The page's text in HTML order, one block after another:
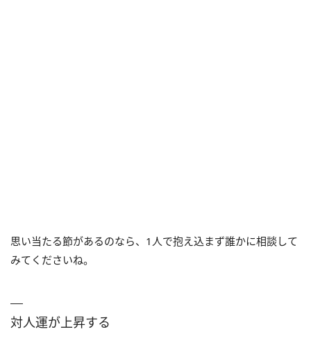
思い当たる節があるのなら、1人で抱え込まず誰かに相談して
みてくださいね。
対人運が上昇する